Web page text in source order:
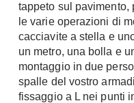
tappeto sul pavimento,
le varie operazioni di
cacciavite a stella e
un metro, una bolla e
montaggio in due
spalle del vostro
fissaggio a L nei punti